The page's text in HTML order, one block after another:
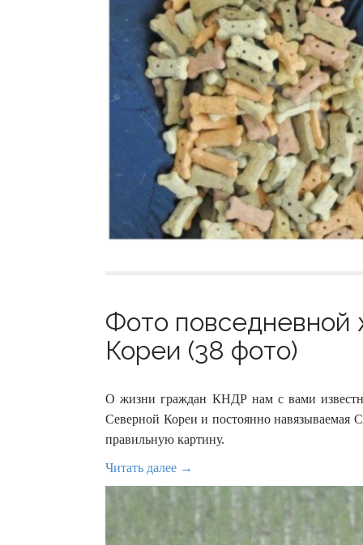
Фото
Кореи (38 фото)
О жизни граждан КНДР нам с вами
Северной Кореи и постоянно
правильную картину.
Читать далее →